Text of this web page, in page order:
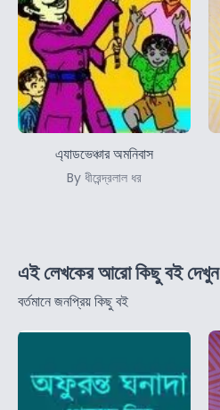
এ্যাডভেঞ্চার অমনিবাস
By ধীরেন্দ্রলাল ধর
এই লেখকের আরো কিছু বই দেখুন
বর্তমানে জনপ্রিয় কিছু বই